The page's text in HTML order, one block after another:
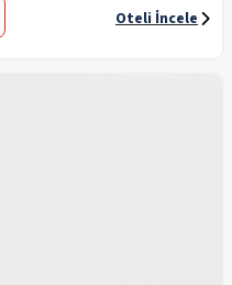
Oteli İncele